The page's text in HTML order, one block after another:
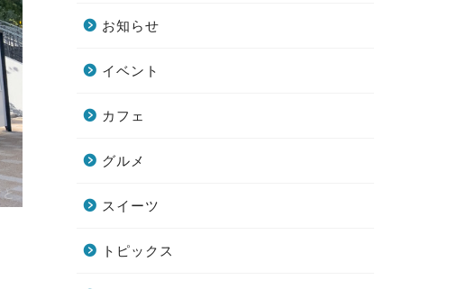
お知らせ
イベント
カフェ
グルメ
スイーツ
トピックス